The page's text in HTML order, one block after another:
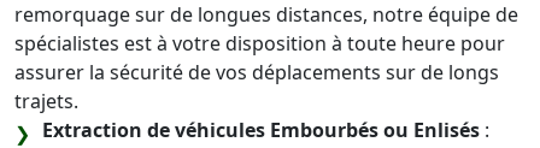
remorquage sur de longues distances, notre équipe de
spécialistes est à votre disposition à toute heure pour
assurer la sécurité de vos déplacements sur de longs
trajets.
Extraction de véhicules Embourbés ou Enlisés :